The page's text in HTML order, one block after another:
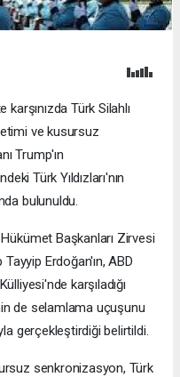
karşınızda Türk Silahlı
ve kusursuz
Trump'ın
Türk Yıldızları'nın
bulunuldu.
Başkanları Zirvesi
Erdoğan'ın, ABD
karşıladığı
de selamlama uçuşunu
gerçekleştirdiği belirtildi.
senkronizasyon, Türk